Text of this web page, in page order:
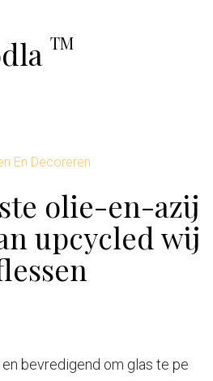
TM
En Decoreren
olie-en-azij
upcycled wij
bevredigend om glas te pe